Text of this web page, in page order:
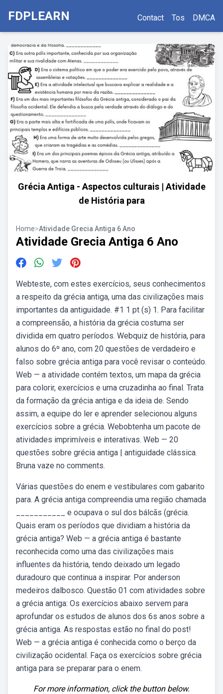
FDPLEARN Contact Tos DMCA
Grécia Antiga - Aspectos culturais | Atividade
de História para
Home>Atividade Grecia Antiga 6 Ano
Atividade Grecia Antiga 6 Ano
Webteste, com estes exercícios, seus conhecimentos
a respeito da grécia antiga, uma das civilizações mais
importantes da antiguidade. #1 1 pt (s) 1. Para facilitar
a compreensão, a história da grécia costuma ser
dividida em quatro períodos. Webquiz de história, para
alunos do 6º ano, com 20 questões de verdadeiro e
falso sobre grécia antiga para você revisar o conteúdo.
Web — a atividade contém textos, um mapa da grécia
para colorir, exercícios e uma cruzadinha ao final. Trata
da formação da grécia antiga e da ideia de. Sendo
assim, a equipe do ler e aprender selecionou alguns
exercícios sobre a grécia. Webobtenha um pacote de
atividades imprimíveis e interativas. Web — 20
questões sobre grécia antiga | antiguidade clássica.
Bruna vaze no comments.
Várias questões do enem e vestibulares com gabarito
para. A grécia antiga compreendia uma região chamada
___________ e ocupava o sul dos bálcãs (grécia.
Quais eram os períodos que dividiam a história da
grécia antiga? Web — a grécia antiga é bastante
reconhecida como uma das civilizações mais
influentes da história, tendo deixado um legado
duradouro que continua a inspirar. Por anderson
medeiros dalbosco. Questão 01 com atividades sobre
a grécia antiga: Os exercícios abaixo servem para
aprofundar os estudos de alunos dos 6s anos sobre a
grécia antiga. As respostas estão no final do post!
Web — a grécia antiga é conhecida como o berço da
civilização ocidental. Faça os exercícios sobre grécia
antiga para se preparar para o enem.
For more information, click the button below.